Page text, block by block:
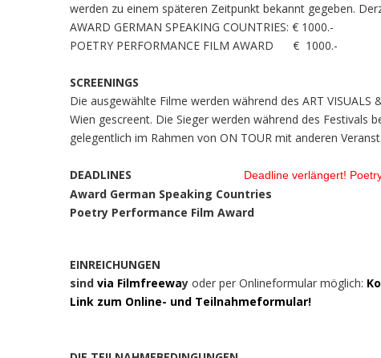
werden zu einem späteren Zeitpunkt bekannt gegeben.
AWARD GERMAN SPEAKING COUNTRIES: € 1000.-
POETRY PERFORMANCE FILM AWARD € 1000.-
SCREENINGS
Die ausgewählte Filme werden während des ART VISUALS
Wien gescreent. Die Sieger werden während des Festivals
gelegentlich im Rahmen von ON TOUR mit anderen
DEADLINES Deadline verlängert!
Award German Speaking Countries
Poetry Performance
EINREICHUNGEN
sind via Filmfreeway oder per Onlineformular möglich:
Link zum Online- und Teilnahmeformular!